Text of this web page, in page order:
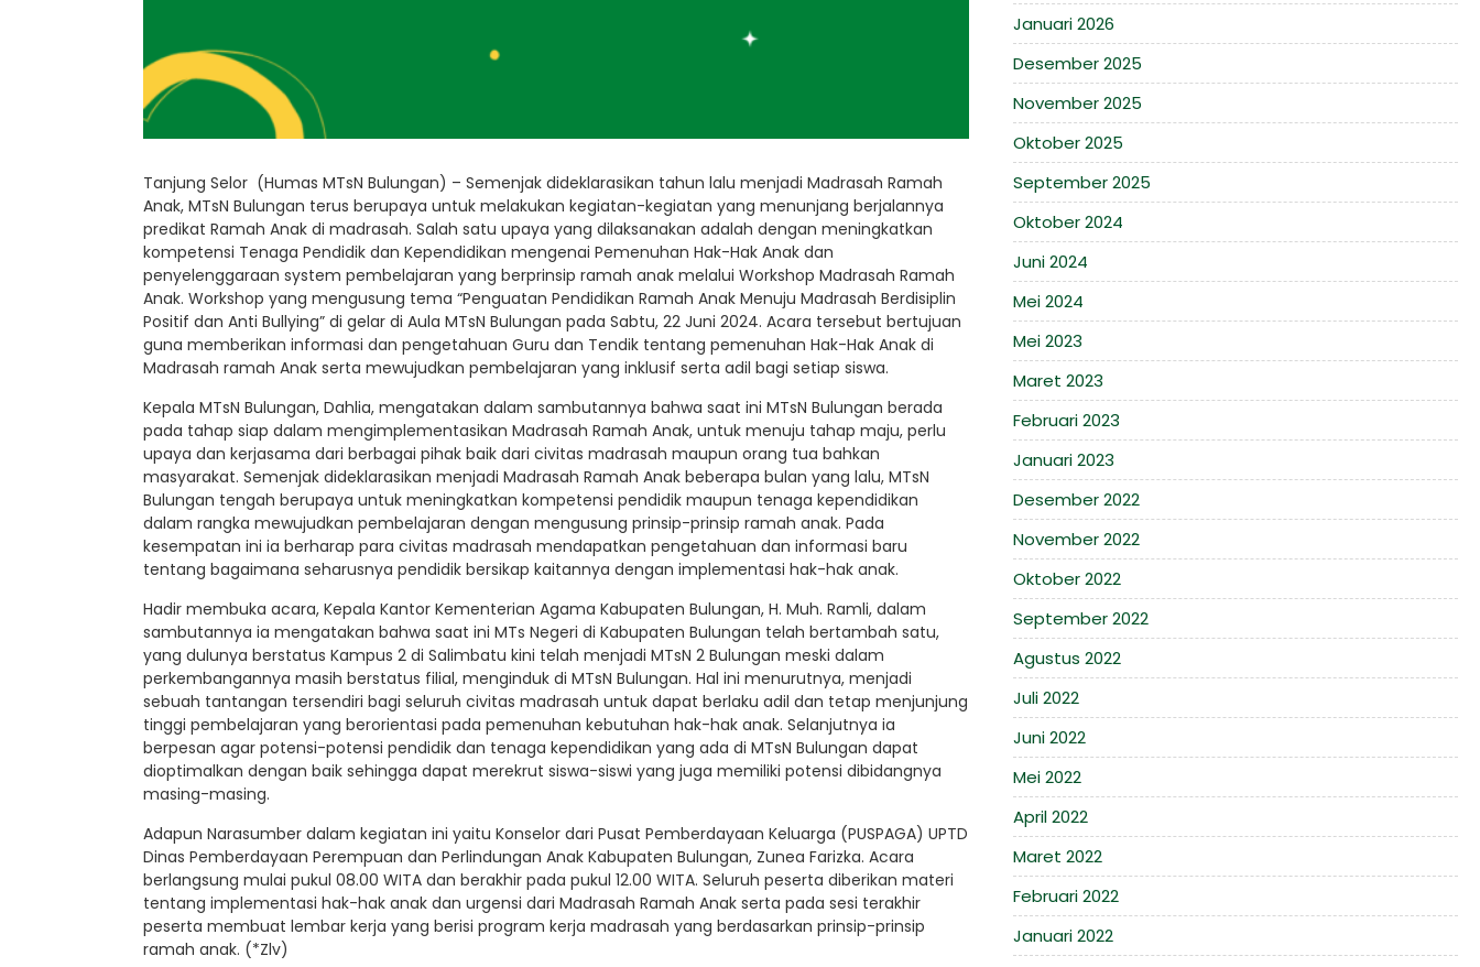
Tanjung Selor (Humas MTsN Bulungan) – Semenjak dideklarasikan tahun lalu menjadi Madrasah Ramah
Anak, MTsN Bulungan terus berupaya untuk melakukan kegiatan-kegiatan yang menunjang berjalannya
predikat Ramah Anak di madrasah. Salah satu upaya yang dilaksanakan adalah dengan meningkatkan
kompetensi Tenaga Pendidik dan Kependidikan mengenai Pemenuhan Hak-Hak Anak dan
penyelenggaraan system pembelajaran yang berprinsip ramah anak melalui Workshop Madrasah Ramah
Anak. Workshop yang mengusung tema “Penguatan Pendidikan Ramah Anak Menuju Madrasah Berdisiplin
Positif dan Anti Bullying” di gelar di Aula MTsN Bulungan pada Sabtu, 22 Juni 2024. Acara tersebut bertujuan
guna memberikan informasi dan pengetahuan Guru dan Tendik tentang pemenuhan Hak-Hak Anak di
Madrasah ramah Anak serta mewujudkan pembelajaran yang inklusif serta adil bagi setiap siswa.
Kepala MTsN Bulungan, Dahlia, mengatakan dalam sambutannya bahwa saat ini MTsN Bulungan berada
pada tahap siap dalam mengimplementasikan Madrasah Ramah Anak, untuk menuju tahap maju, perlu
upaya dan kerjasama dari berbagai pihak baik dari civitas madrasah maupun orang tua bahkan
masyarakat. Semenjak dideklarasikan menjadi Madrasah Ramah Anak beberapa bulan yang lalu, MTsN
Bulungan tengah berupaya untuk meningkatkan kompetensi pendidik maupun tenaga kependidikan
dalam rangka mewujudkan pembelajaran dengan mengusung prinsip-prinsip ramah anak. Pada
kesempatan ini ia berharap para civitas madrasah mendapatkan pengetahuan dan informasi baru
tentang bagaimana seharusnya pendidik bersikap kaitannya dengan implementasi hak-hak anak.
Hadir membuka acara, Kepala Kantor Kementerian Agama Kabupaten Bulungan, H. Muh. Ramli, dalam
sambutannya ia mengatakan bahwa saat ini MTs Negeri di Kabupaten Bulungan telah bertambah satu,
yang dulunya berstatus Kampus 2 di Salimbatu kini telah menjadi MTsN 2 Bulungan meski dalam
perkembangannya masih berstatus filial, menginduk di MTsN Bulungan. Hal ini menurutnya, menjadi
sebuah tantangan tersendiri bagi seluruh civitas madrasah untuk dapat berlaku adil dan tetap menjunjung
tinggi pembelajaran yang berorientasi pada pemenuhan kebutuhan hak-hak anak. Selanjutnya ia
berpesan agar potensi-potensi pendidik dan tenaga kependidikan yang ada di MTsN Bulungan dapat
dioptimalkan dengan baik sehingga dapat merekrut siswa-siswi yang juga memiliki potensi dibidangnya
masing-masing.
Adapun Narasumber dalam kegiatan ini yaitu Konselor dari Pusat Pemberdayaan Keluarga (PUSPAGA) UPTD
Dinas Pemberdayaan Perempuan dan Perlindungan Anak Kabupaten Bulungan, Zunea Farizka. Acara
berlangsung mulai pukul 08.00 WITA dan berakhir pada pukul 12.00 WITA. Seluruh peserta diberikan materi
tentang implementasi hak-hak anak dan urgensi dari Madrasah Ramah Anak serta pada sesi terakhir
peserta membuat lembar kerja yang berisi program kerja madrasah yang berdasarkan prinsip-prinsip
ramah anak. (*Zlv)
Januari 2026
Desember 2025
November 2025
Oktober 2025
September 2025
Oktober 2024
Juni 2024
Mei 2024
Mei 2023
Maret 2023
Februari 2023
Januari 2023
Desember 2022
November 2022
Oktober 2022
September 2022
Agustus 2022
Juli 2022
Juni 2022
Mei 2022
April 2022
Maret 2022
Februari 2022
Januari 2022